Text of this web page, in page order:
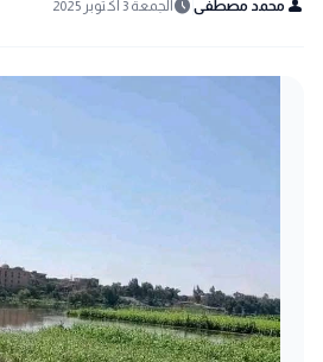
person محمد مصطفى schedule الجمعة 3 أكتوبر 2025